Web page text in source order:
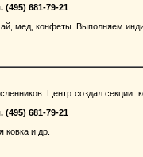
681-79-21
мед, конфеты. Выполняем
Центр создал секции:
681-79-21
ковка и др.